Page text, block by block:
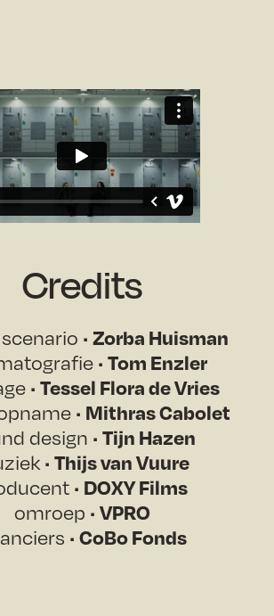
Credits
• Zorba Huisman
• Tom Enzler
• Tessel Flora de Vries
• Mithras Cabolet
design • Tijn Hazen
• Thijs van Vuure
• DOXY Films
omroep • VPRO
• CoBo Fonds